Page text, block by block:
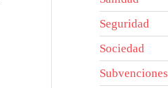
Seguridad
Sociedad
Subvenciones